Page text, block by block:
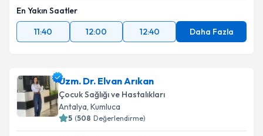
En Yakın Saatler
11:40
12:00 12:40 Daha Fazla
Uzm. Dr. Elvan Arıkan
Çocuk Sağlığı ve Hastalıkları
Antalya, Kumluca
5 (508 Değerlendirme)